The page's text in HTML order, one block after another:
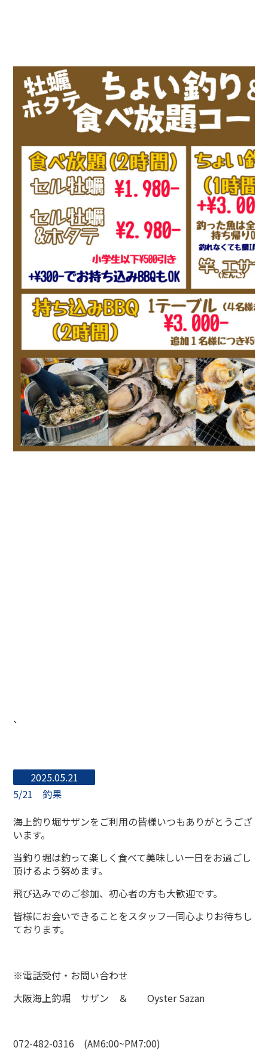
、
2025.05.21
5/21 釣果
海上釣り堀サザンをご利用の皆様いつもありがとうござ
います。
当釣り堀は釣って楽しく食べて美味しい一日をお過ごし
頂けるよう努めます。
飛び込みでのご参加、初心者の方も大歓迎です。
皆様にお会いできることをスタッフ一同心よりお待ちし
ております。
※電話受付・お問い合わせ
大阪海上釣堀 サザン ＆ Oyster Sazan
072-482-0316 (AM6:00~PM7:00)